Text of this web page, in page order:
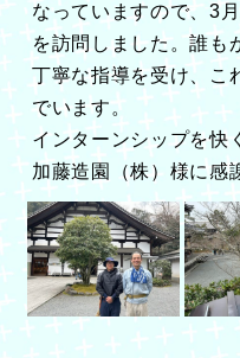
なっていますので、3
を訪問しました。誰も
丁寧な指導を受け、こ
でいます。
インターンシップを快
加藤造園（株）様に感